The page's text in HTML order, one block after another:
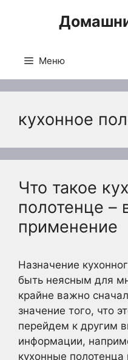
Меню
кухонное
Что такое
полотенце –
применение
Назначение
быть неясным для
крайне важно
значение того, что
перейдем к другим
информации,
кухонные полотенца